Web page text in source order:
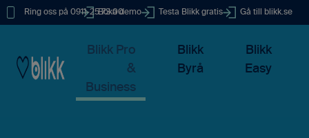
Ring oss på 0911-25 73 00
Boka demo Testa Blikk gratis Gå till blikk.se
Blikk Pro
&
Business
Blikk
Byrå
Blikk
Easy